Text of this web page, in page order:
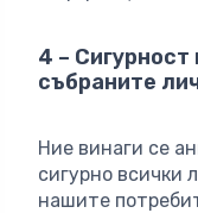
4 – Сигурност
събраните
Ние винаги се
сигурно всички
нашите